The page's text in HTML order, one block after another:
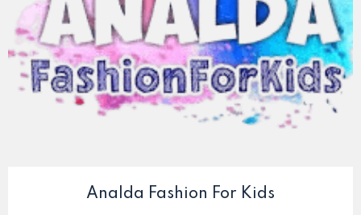
Analda Fashion For Kids